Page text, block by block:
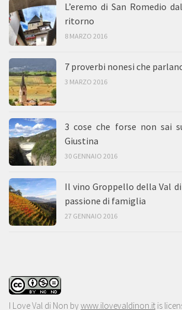
L’eremo di San Romedio
ritorno
8 MARZO 2016
7 proverbi nonesi che
3 MARZO 2016
3 cose che forse non sai
Giustina
30 GENNAIO 2016
Il vino Groppello della Val
passione di famiglia
27 GENNAIO 2016
I Love Val di Non bywww.ilovevaldinon.it is